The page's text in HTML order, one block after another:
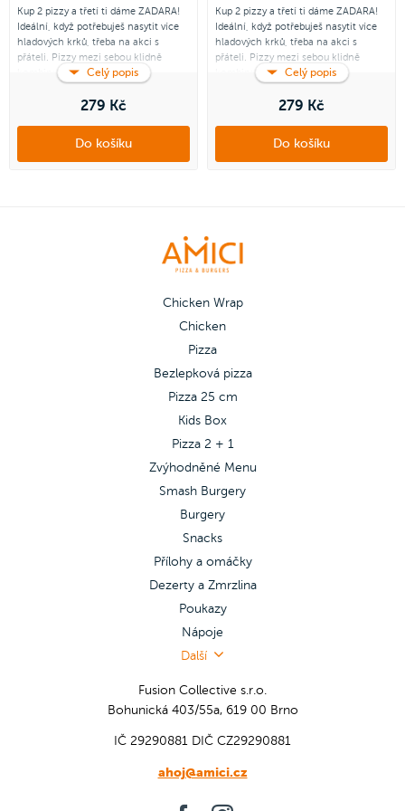
Kup 2 pizzy a třetí ti dáme ZADARA!
Ideální, když potřebuješ nasytit více
hladových krků, třeba na akci s
přáteli. Pizzy mezi sebou klidně
kombinuj podle svého gusta.
Platí pouze pro pizzu Double Cheese
Chicken Chorizo, Chicken Spinach.
Celý popis
279 Kč
Do košíku
Kup 2 pizzy a třetí ti dáme ZADARA!
Ideální, když potřebuješ nasytit více
hladových krků, třeba na akci s
přáteli. Pizzy mezi sebou klidně
kombinuj podle svého gusta.
Platí pouze pro pizzu Double Cheese
Chicken Chorizo, Chicken Spinach.
Celý popis
279 Kč
Do košíku
Chicken Wrap
Chicken
Pizza
Bezlepková pizza
Pizza 25 cm
Kids Box
Pizza 2 + 1
Zvýhodněné Menu
Smash Burgery
Burgery
Snacks
Přílohy a omáčky
Dezerty a Zmrzlina
Poukazy
Nápoje
Další
Fusion Collective s.r.o.
Bohunická 403/55a, 619 00 Brno
IČ 29290881 DIČ CZ29290881
ahoj@amici.cz